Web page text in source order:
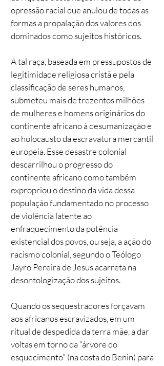
opressão racial que anulou de todas as
formas a propalação dos valores dos
dominados como sujeitos históricos.
A tal raça, baseada em pressupostos de
legitimidade religiosa cristã e pela
classificação de seres humanos,
submeteu mais de trezentos milhões
de mulheres e homens originários do
continente africano à desumanização e
ao holocausto da escravatura mercantil
europeia. Esse desastre colonial
descarrilhou o progresso do
continente africano como também
expropriou o destino da vida dessa
população fundamentado no processo
de violência latente ao
enfraquecimento da potência
existencial dos povos, ou seja, a ação do
racismo colonial, segundo o Teólogo
Jayro Pereira de Jesus acarreta na
desontologização dos sujeitos.
Quando os sequestradores forçavam
aos africanos escravizados, em um
ritual de despedida da terra mãe, a dar
voltas em torno da “árvore do
esquecimento” (na costa do Benin) para